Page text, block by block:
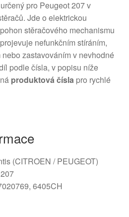
pro Peugeot 207 v
Jde o elektrickou
stěračového mechanismu
nefunkčním stíráním,
zastavováním v nevhodné
podle čísla, v popisu níže
produktová číslapro rychlé
(CITROEN / PEUGEOT)
6405CH